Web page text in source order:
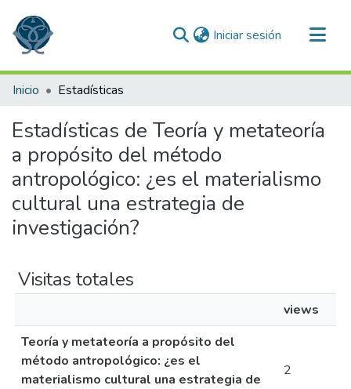
Iniciar sesión (current)
Comunidades
Inicio Estadísticas
Estadísticas de Teoría y metateoría
a propósito del método
antropológico: ¿es el materialismo
cultural una estrategia de
investigación?
Visitas totales
views
Teoría y metateoría a propósito del
método antropológico: ¿es el
materialismo cultural una estrategia de
2